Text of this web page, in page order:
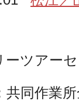
ツアー
共同作業